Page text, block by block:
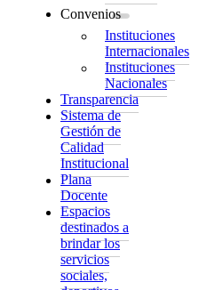
Convenios
Instituciones
Internacionales
Instituciones
Nacionales
Transparencia
Sistema de
Gestión de
Calidad
Institucional
Plana
Docente
Espacios
destinados a
brindar los
servicios
sociales,